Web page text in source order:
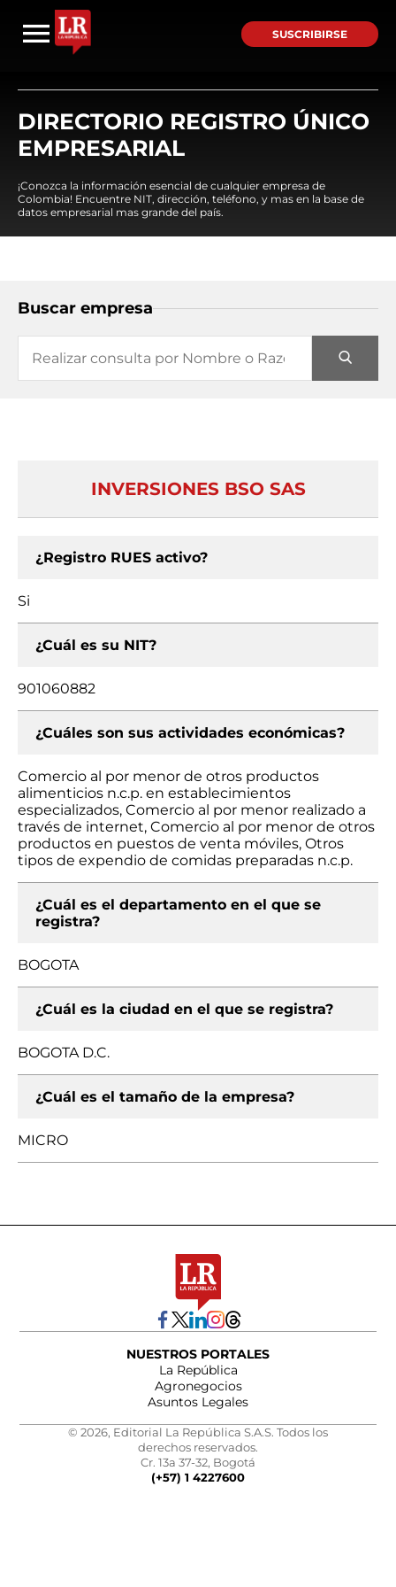
SUSCRIBIRSE
DIRECTORIO REGISTRO ÚNICO
EMPRESARIAL
¡Conozca la información esencial de cualquier empresa de
Colombia! Encuentre NIT, dirección, teléfono, y mas en la base de
datos empresarial mas grande del país.
Buscar empresa
INVERSIONES BSO SAS
¿Registro RUES activo?
Si
¿Cuál es su NIT?
901060882
¿Cuáles son sus actividades económicas?
Comercio al por menor de otros productos
alimenticios n.c.p. en establecimientos
especializados, Comercio al por menor realizado a
través de internet, Comercio al por menor de otros
productos en puestos de venta móviles, Otros
tipos de expendio de comidas preparadas n.c.p.
¿Cuál es el departamento en el que se
registra?
BOGOTA
¿Cuál es la ciudad en el que se registra?
BOGOTA D.C.
¿Cuál es el tamaño de la empresa?
MICRO
NUESTROS PORTALES
La República
Agronegocios
Asuntos Legales
© 2026, Editorial La República S.A.S. Todos los
derechos reservados.
Cr. 13a 37-32, Bogotá
(+57) 1 4227600